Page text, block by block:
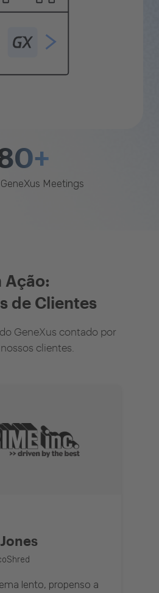
Meetings
Ação:
de Clientes
GeneXus contado por
clientes.
lento, propenso a